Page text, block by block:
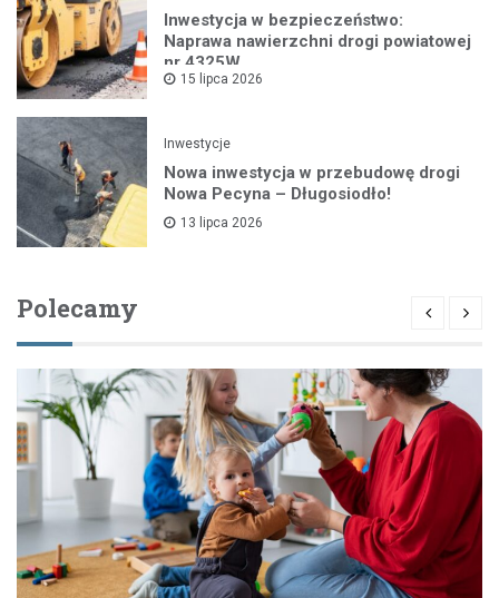
Inwestycja w bezpieczeństwo:
Naprawa nawierzchni drogi powiatowej
nr 4325W
15 lipca 2026
Inwestycje
Nowa inwestycja w przebudowę drogi
Nowa Pecyna – Długosiodło!
13 lipca 2026
Polecamy